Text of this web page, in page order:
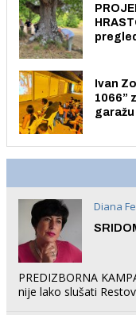
Ivan
1066”
Diana
PREDIZBORNA
nije lako slušati